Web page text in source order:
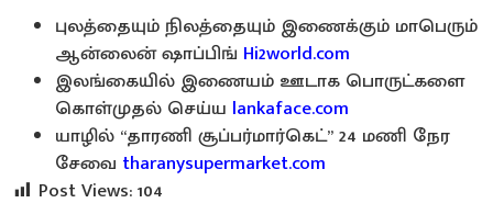
புலத்தையும் நிலத்தையும் இணைக்கும் மாபெரும்
ஆன்லைன் ஷாப்பிங் Hi2world.com
இலங்கையில் இணையம் ஊடாக பொருட்களை
கொள்முதல் செய்ய lankaface.com
யாழில் “தாரணி சூப்பர்மார்கெட்” 24 மணி நேர
சேவை tharanysupermarket.com
Post Views:104